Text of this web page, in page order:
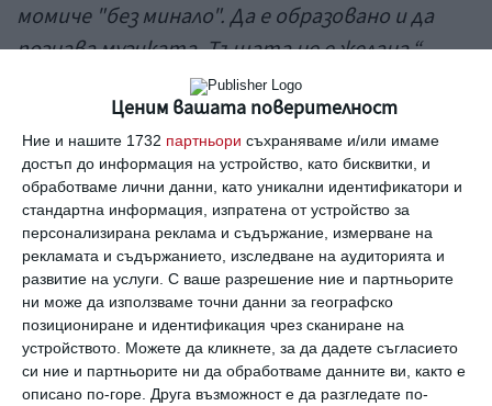
Ценим вашата поверителност
Ние и нашите 1732 партньори съхраняваме и/или имаме
достъп до информация на устройство, като бисквитки, и
обработваме лични данни, като уникални идентификатори и
стандартна информация, изпратена от устройство за
персонализирана реклама и съдържание, измерване на
рекламата и съдържанието, изследване на аудиторията и
развитие на услуги. С ваше разрешение ние и партньорите
ни може да използваме точни данни за географско
позициониране и идентификация чрез сканиране на
устройството. Можете да кликнете, за да дадете съгласието
си ние и партньорите ни да обработваме данните ви, както е
описано по-горе. Друга възможност е да разгледате по-
момиче "без минало".Да е образовано и да
познава музиката.Тъщатанеежелана.“
„Младчовекна 19 години с титлакнязи
капитал от100 хилядижелаеданамери
младои интелигентномомиче с капитал от
50 хиляди или повече.“
*
„21-годишнас обикновено име ибезупречно